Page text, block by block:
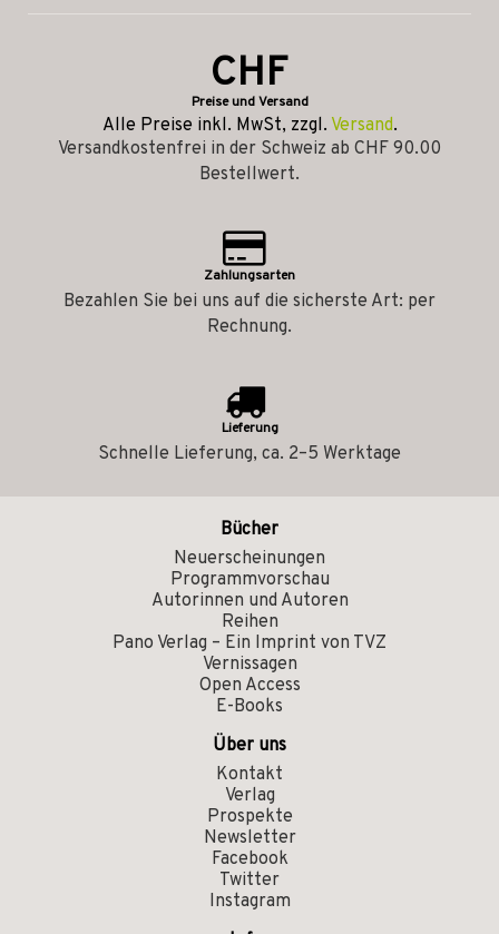
CHF
Preise und Versand
Alle Preise inkl. MwSt, zzgl. Versand.
Versandkostenfrei in der Schweiz ab CHF 90.00
Bestellwert.
Zahlungsarten
Bezahlen Sie bei uns auf die sicherste Art: per
Rechnung.
Lieferung
Schnelle Lieferung, ca. 2–5 Werktage
Bücher
Neuerscheinungen
Programmvorschau
Autorinnen und Autoren
Reihen
Pano Verlag – Ein Imprint von TVZ
Vernissagen
Open Access
E-Books
Über uns
Kontakt
Verlag
Prospekte
Newsletter
Facebook
Twitter
Instagram